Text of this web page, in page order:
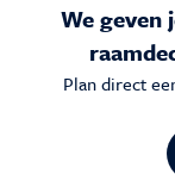
We geven
Plan direct